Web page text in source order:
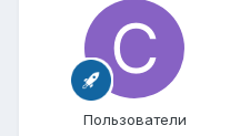
Пользователи